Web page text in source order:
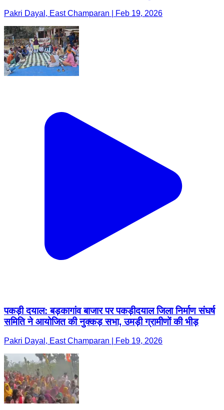
Pakri Dayal, East Champaran | Feb 19, 2026
पकड़ी दयाल: बड़कागांव बाजार पर पकड़ीदयाल जिला निर्माण संघर्ष
समिति ने आयोजित की नुक्कड़ सभा, उमड़ी ग्रामीणों की भीड़
Pakri Dayal, East Champaran | Feb 19, 2026